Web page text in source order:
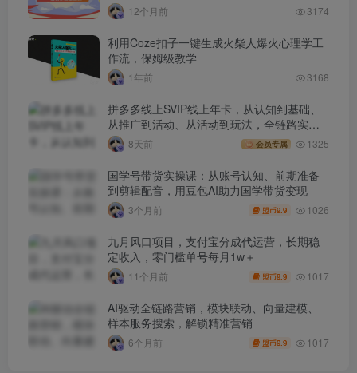
12个月前 3174
利用Coze扣子一键生成火柴人爆火心理学工
作流，保姆级教学
1年前 3168
拼多多线上SVIP线上年卡，从认知到基础、
从推广到活动、从活动到玩法，全链路实战
(260730)
8天前 会员专属 1325
国学号带货实操课：从账号认知、前期准备
到剪辑配音，用豆包AI助力国学带货变现
3个月前 盟币9.9 1026
九月风口项目，支付宝分成代运营，长期稳
定收入，零门槛单号每月1w＋
11个月前 盟币9.9 1017
AI驱动全链路营销，模块联动、向量建模、
样本服务搜索，解锁精准营销
6个月前 盟币9.9 1017